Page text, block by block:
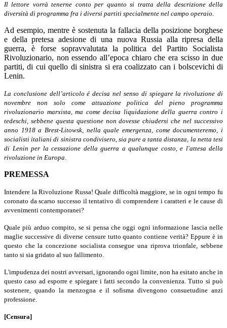
Il lettore vorrà tenerne conto per quanto si tratta della descrizione della
diversità di programma fra i diversi partiti specialmente nel campo operaio.
Ad esempio, mentre è sostenuta la fallacia della posizione borghese
e della pretesa adesione di una nuova Russia alla ripresa della
guerra, è forse sopravvalutata la politica del Partito Socialista
Rivoluzionario, non essendo all’epoca chiaro che era scisso in due
partiti, di cui quello di sinistra si era coalizzato can i bolscevichi di
Lenin.
La conclusione dell’articolo é decisa nel senso di spiegare la rivoluzione di
novembre non solo come attuazione politica del pieno programma
rivoluzionario marxista, ma come decisa liquidazione della guerra contro i
tedeschi, sebbene questa questione non dovesse chiudersi che nel successivo
anno 1918 a Brest-Litowsk, nella quale emergenza, come documenteremo, i
socialisti italiani di sinistra condivisero, sia pure a tanta distanza, la netta tesi
di Lenin per la cessazione della guerra a qualunque costo, e l'attesa della
rivoluzione in Europa.
PREMESSA
Intendere la Rivoluzione Russa! Quale difficoltà maggiore, se in ogni tempo fu
coronato da scarso successo il tentativo di comprendere i caratteri e le cause di
avvenimenti contemporanei?
Quale più arduo compito, se si pensa che oggi ogni informazione lascia nelle
maglie successive di diverse censure tutto quanto contiene verità? Eppure è in
questo che la concezione socialista consegue una riprova trionfale, sebbene
tanto si sia gridato al suo fallimento.
L'impudenza dei nostri avversari, ignorando ogni limite, non ha esitato anche in
questo caso ad esporre e spiegare i fatti secondo la convenienza. Tutto si può
sostenere, quando la menzogna e il sofisma divengono consuetudine anzi
professione.
[Censura]